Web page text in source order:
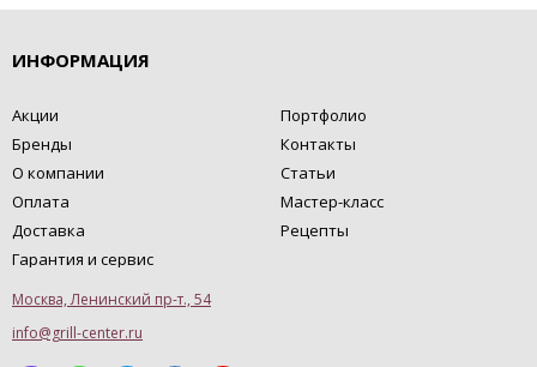
ИНФОРМАЦИЯ
Акции
Бренды
О компании
Оплата
Доставка
Гарантия и сервис
Портфолио
Контакты
Статьи
Мастер-класс
Рецепты
Москва, Ленинский пр-т., 54
info@grill-center.ru